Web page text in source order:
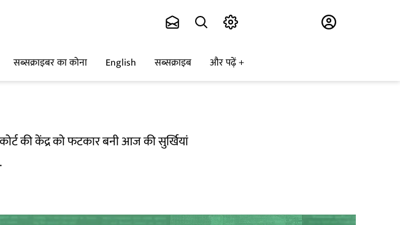
सब्सक्राइबर का कोना English सब्सक्राइब और पढ़ें
की केंद्र को फटकार बनी आज की सुर्खियां